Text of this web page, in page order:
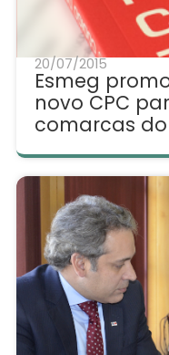
20/07/2015
Esmeg
novo CPC
comarcas